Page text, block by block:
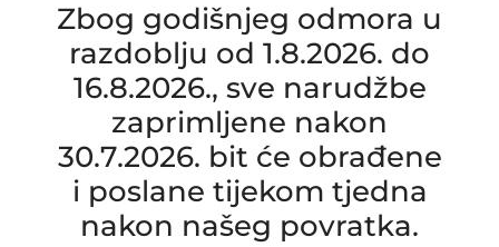
Zbog godišnjeg odmora u
razdoblju od 1.8.2026. do
16.8.2026., sve narudžbe
zaprimljene nakon
30.7.2026. bit će obrađene
i poslane tijekom tjedna
nakon našeg povratka.